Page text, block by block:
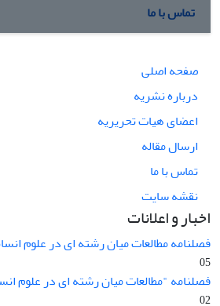
تماس با ما
صفحه اصلی
درباره نشریه
اعضای هیات تحریریه
ارسال مقاله
تماس با ما
نقشه سایت
اخبار و اعلانات
فصلنامه مطالعات میان رشته ای در علوم
05
فصلنامه "مطالعات میان رشته ای در علوم
02